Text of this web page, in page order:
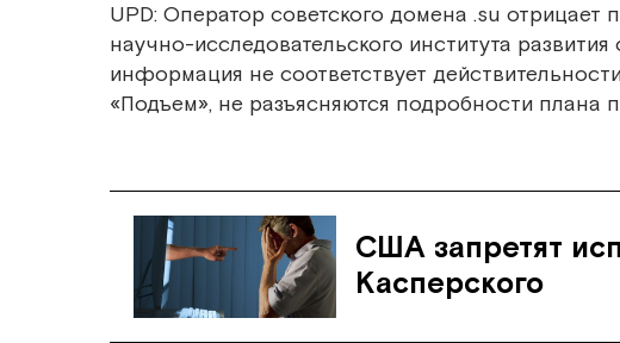
UPD: Оператор советского домена .su отрицает
научно-исследовательского института
информация не соответствует
«Подъем», не разъясняются подробности плана
США запретят
Касперского